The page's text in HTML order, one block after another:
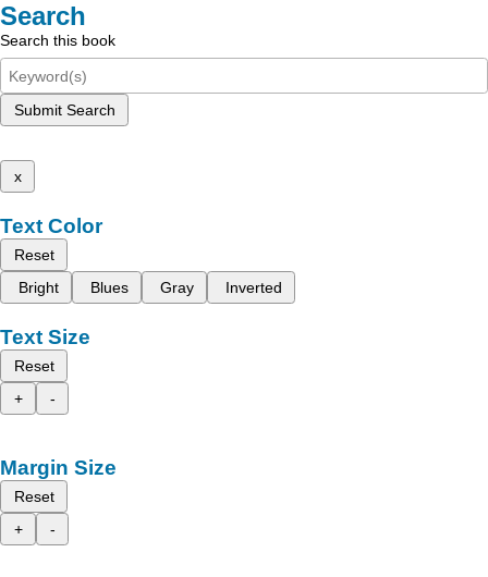
Search
Search this book
Submit Search
x
Text Color
Reset
Bright
Blues Gray Inverted
Text Size
Reset
+
-
Margin Size
Reset
+
-